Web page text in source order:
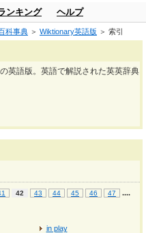
ンキング ヘルプ
科事典 ＞ Wiktionary英語版 ＞ 索引
英語版。英語で解説された英英辞典
42 43 44 45 46 47 ....
in play